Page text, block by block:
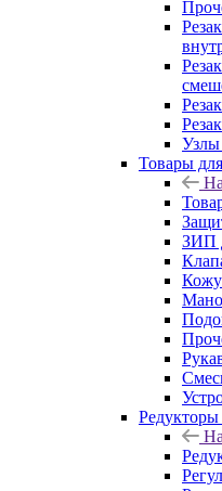
Узлы
Товары
ЗИП
Редукторы